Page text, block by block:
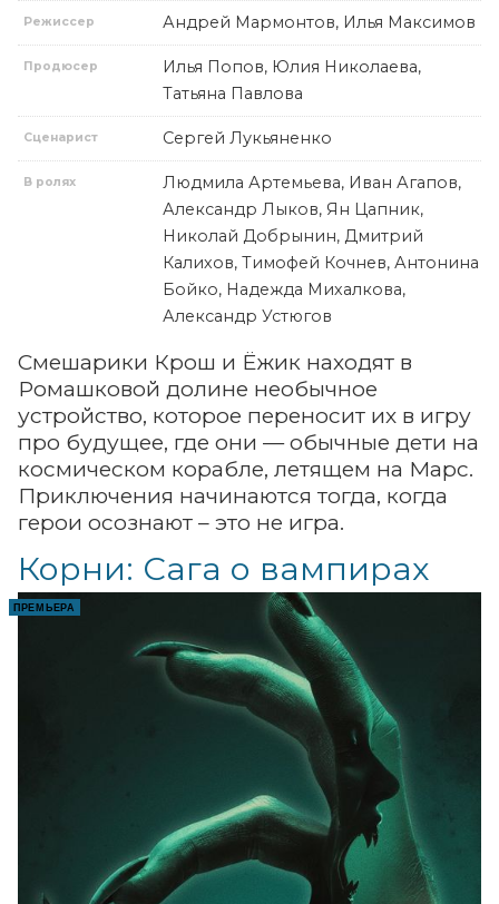
Режиссер Андрей Мармонтов, Илья Максимов
Продюсер
Илья Попов, Юлия Николаева,
Татьяна Павлова
Сценарист Сергей Лукьяненко
В ролях
Людмила Артемьева, Иван Агапов,
Александр Лыков, Ян Цапник,
Николай Добрынин, Дмитрий
Калихов, Тимофей Кочнев, Антонина
Бойко, Надежда Михалкова,
Александр Устюгов
Смешарики Крош и Ёжик находят в
Ромашковой долине необычное
устройство, которое переносит их в игру
про будущее, где они — обычные дети на
космическом корабле, летящем на Марс.
Приключения начинаются тогда, когда
герои осознают – это не игра.
Корни: Сага о вампирах
ПРЕМЬЕРА